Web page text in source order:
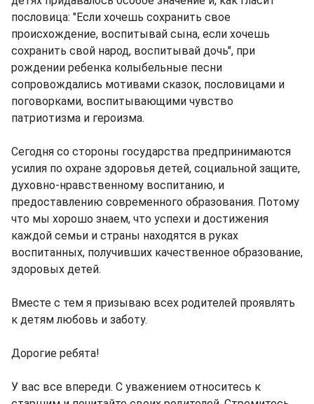
пословица: "Если хочешь сохранить свое
происхождение, воспитывай сына, если хочешь
сохранить свой народ, воспитывай дочь", при
рождении ребенка колыбельные песни
сопровождались мотивами сказок, пословицами и
поговорками, воспитывающими чувство
патриотизма и героизма.
Сегодня со стороны государства предпринимаются
усилия по охране здоровья детей, социальной защите,
духовно-нравственному воспитанию, и
предоставлению современного образования. Потому
что мы хорошо знаем, что успехи и достижения
каждой семьи и страны находятся в руках
воспитанных, получивших качественное образование,
здоровых детей.
Вместе с тем я призываю всех родителей проявлять
к детям любовь и заботу.
Дорогие ребята!
У вас все впереди. С уважением относитесь к